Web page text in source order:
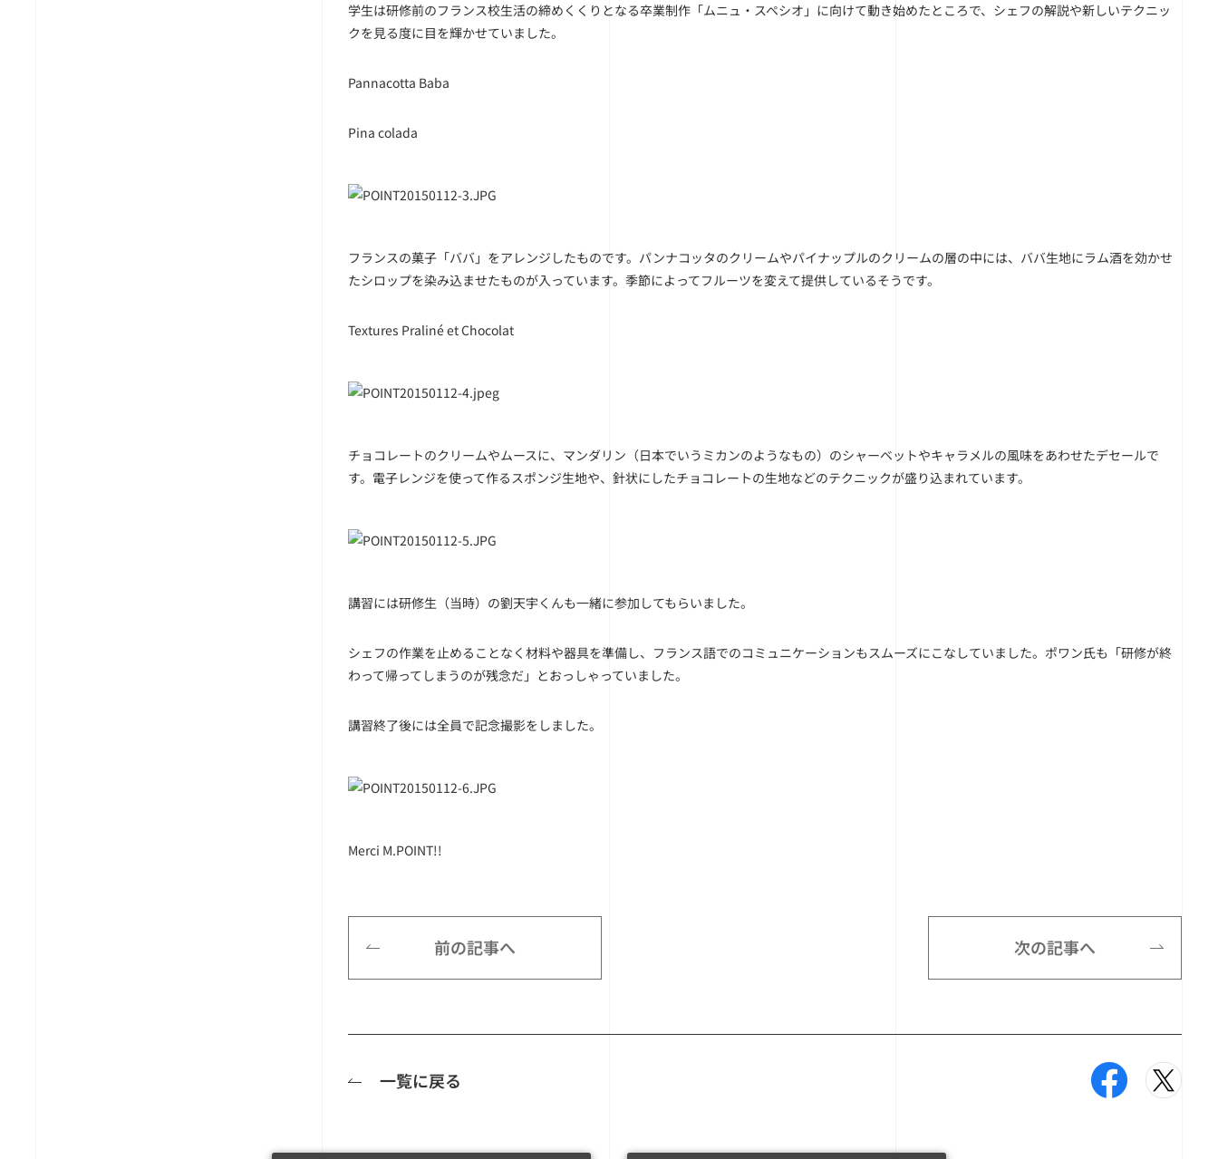
学生は研修前のフランス校生活の締めくくりとなる卒業制作「ムニュ・スペシオ」に向けて動き始めたところで、シェフの解説や新しいテクニッ
クを見る度に目を輝かせていました。
Pannacotta Baba
Pina colada
フランスの菓子「ババ」をアレンジしたものです。パンナコッタのクリームやパイナップルのクリームの層の中には、ババ生地にラム酒を効かせ
たシロップを染み込ませたものが入っています。季節によってフルーツを変えて提供しているそうです。
Textures Praliné et Chocolat
チョコレートのクリームやムースに、マンダリン（日本でいうミカンのようなもの）のシャーベットやキャラメルの風味をあわせたデセールで
す。電子レンジを使って作るスポンジ生地や、針状にしたチョコレートの生地などのテクニックが盛り込まれています。
講習には研修生（当時）の劉天宇くんも一緒に参加してもらいました。
シェフの作業を止めることなく材料や器具を準備し、フランス語でのコミュニケーションもスムーズにこなしていました。ポワン氏も「研修が終
わって帰ってしまうのが残念だ」とおっしゃっていました。
講習終了後には全員で記念撮影をしました。
Merci M.POINT!!
前の記事へ 次の記事へ
一覧に戻る